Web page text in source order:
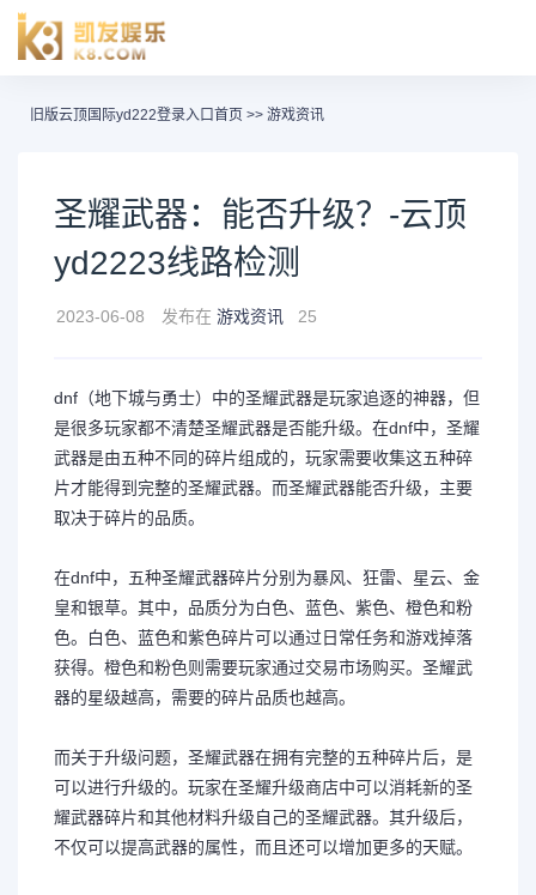
旧版云顶国际yd222登录入口首页 >> 游戏资讯
圣耀武器：能否升级？-云顶
yd2223线路检测
2023-06-08 发布在 游戏资讯 25
dnf（地下城与勇士）中的圣耀武器是玩家追逐的神器，但
是很多玩家都不清楚圣耀武器是否能升级。在dnf中，圣耀
武器是由五种不同的碎片组成的，玩家需要收集这五种碎
片才能得到完整的圣耀武器。而圣耀武器能否升级，主要
取决于碎片的品质。
在dnf中，五种圣耀武器碎片分别为暴风、狂雷、星云、金
皇和银草。其中，品质分为白色、蓝色、紫色、橙色和粉
色。白色、蓝色和紫色碎片可以通过日常任务和游戏掉落
获得。橙色和粉色则需要玩家通过交易市场购买。圣耀武
器的星级越高，需要的碎片品质也越高。
而关于升级问题，圣耀武器在拥有完整的五种碎片后，是
可以进行升级的。玩家在圣耀升级商店中可以消耗新的圣
耀武器碎片和其他材料升级自己的圣耀武器。其升级后，
不仅可以提高武器的属性，而且还可以增加更多的天赋。